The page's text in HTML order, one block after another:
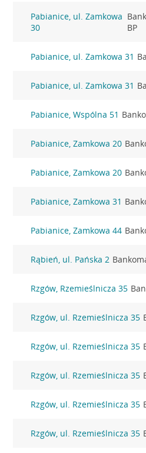
Pabianice, ul. Zamkowa
30
BP
Pabianice, ul. Zamkowa 31
Pabianice, ul. Zamkowa 31
Pabianice, Wspólna 51
Pabianice, Zamkowa 20
Pabianice, Zamkowa 20
Pabianice, Zamkowa 31
Pabianice, Zamkowa 44
Rąbień, ul. Pańska 2
Rzgów, Rzemieślnicza 35
Rzgów, ul. Rzemieślnicza 35
Rzgów, ul. Rzemieślnicza 35
Rzgów, ul. Rzemieślnicza 35
Rzgów, ul. Rzemieślnicza 35
Rzgów, ul. Rzemieślnicza 35